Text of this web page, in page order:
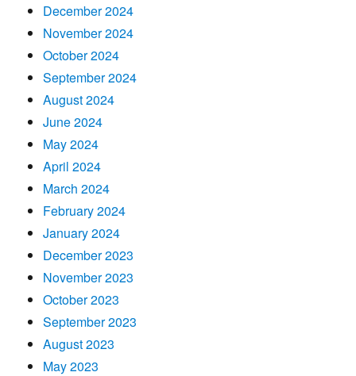
December 2024
November 2024
October 2024
September 2024
August 2024
June 2024
May 2024
April 2024
March 2024
February 2024
January 2024
December 2023
November 2023
October 2023
September 2023
August 2023
May 2023